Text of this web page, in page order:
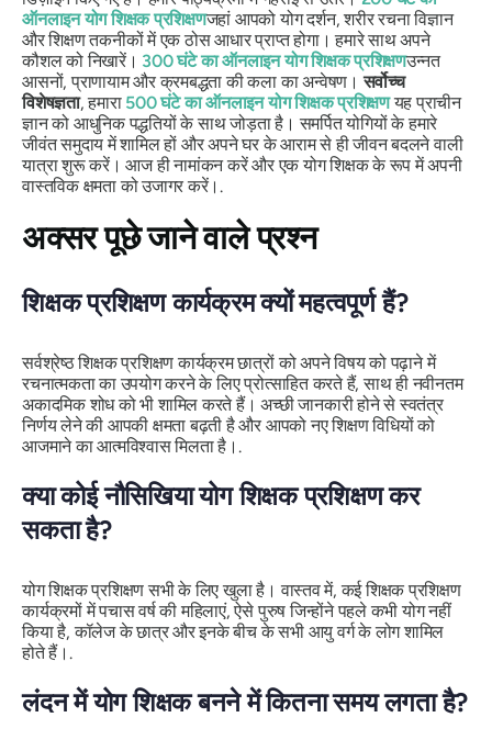
ऑनलाइन योग शिक्षक प्रशिक्षणजहां आपको योग दर्शन, शरीर रचना विज्ञान
और शिक्षण तकनीकों में एक ठोस आधार प्राप्त होगा। हमारे साथ अपने
कौशल को निखारें। 300 घंटे का ऑनलाइन योग शिक्षक प्रशिक्षणउन्नत
आसनों, प्राणायाम और क्रमबद्धता की कला का अन्वेषण।सर्वोच्च
विशेषज्ञता, हमारा 500 घंटे का ऑनलाइन योग शिक्षक प्रशिक्षणयह प्राचीन
ज्ञान को आधुनिक पद्धतियों के साथ जोड़ता है। समर्पित योगियों के हमारे
जीवंत समुदाय में शामिल हों और अपने घर के आराम से ही जीवन बदलने वाली
यात्रा शुरू करें। आज ही नामांकन करें और एक योग शिक्षक के रूप में अपनी
वास्तविक क्षमता को उजागर करें।.
अक्सर पूछे जाने वाले प्रश्न
शिक्षक प्रशिक्षण कार्यक्रम क्यों महत्वपूर्ण हैं?
सर्वश्रेष्ठ शिक्षक प्रशिक्षण कार्यक्रम छात्रों को अपने विषय को पढ़ाने में
रचनात्मकता का उपयोग करने के लिए प्रोत्साहित करते हैं, साथ ही नवीनतम
अकादमिक शोध को भी शामिल करते हैं। अच्छी जानकारी होने से स्वतंत्र
निर्णय लेने की आपकी क्षमता बढ़ती है और आपको नए शिक्षण विधियों को
आजमाने का आत्मविश्वास मिलता है।.
क्या कोई नौसिखिया योग शिक्षक प्रशिक्षण कर
सकता है?
योग शिक्षक प्रशिक्षण सभी के लिए खुला है। वास्तव में, कई शिक्षक प्रशिक्षण
कार्यक्रमों में पचास वर्ष की महिलाएं, ऐसे पुरुष जिन्होंने पहले कभी योग नहीं
किया है, कॉलेज के छात्र और इनके बीच के सभी आयु वर्ग के लोग शामिल
होते हैं।.
लंदन में योग शिक्षक बनने में कितना समय लगता है?